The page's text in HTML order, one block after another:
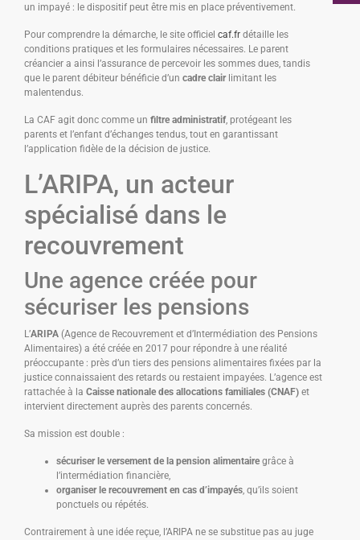
un impayé : le dispositif peut être mis en place préventivement.
Pour comprendre la démarche, le site officiel caf.fr détaille les
conditions pratiques et les formulaires nécessaires. Le parent
créancier a ainsi l’assurance de percevoir les sommes dues, tandis
que le parent débiteur bénéficie d’un cadre clairlimitant les
malentendus.
La CAF agit donc comme un filtre administratif, protégeant les
parents et l’enfant d’échanges tendus, tout en garantissant
l’application fidèle de la décision de justice.
L’ARIPA, un acteur
spécialisé dans le
recouvrement
Une agence créée pour
sécuriser les pensions
L’ARIPA (Agence de Recouvrement et d’Intermédiation des Pensions
Alimentaires) a été créée en 2017 pour répondre à une réalité
préoccupante : près d’un tiers des pensions alimentaires fixées par la
justice connaissaient des retards ou restaient impayées. L’agence est
rattachée à la Caisse nationale des allocations familiales (CNAF) et
intervient directement auprès des parents concernés.
Sa mission est double :
sécuriser le versement de la pension alimentaire grâce à
l’intermédiation financière,
organiser le recouvrement en cas d’impayés, qu’ils soient
ponctuels ou répétés.
Contrairement à une idée reçue, l’ARIPA ne se substitue pas au juge